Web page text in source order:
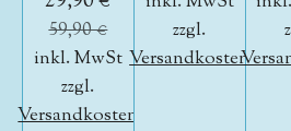
59,90 €
inkl. MwSt
zzgl.
Versandkosten
zzgl.
Versandkosten